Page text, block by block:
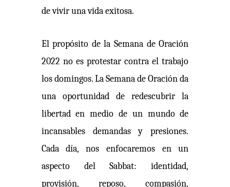
de vivir una vida exitosa.
El propósito de la Semana de Oración
2022 no es protestar contra el trabajo
los domingos. La Semana de Oración da
una oportunidad de redescubrir la
libertad en medio de un mundo de
incansables demandas y presiones.
Cada día, nos enfocaremos en un
aspecto del Sabbat: identidad,
provisión, reposo, compasión,